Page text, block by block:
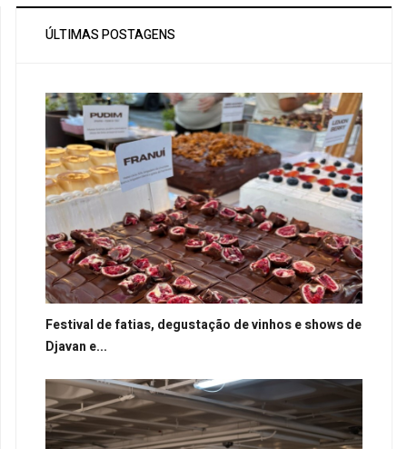
ÚLTIMAS POSTAGENS
Festival de fatias, degustação de vinhos e shows de
Djavan e...